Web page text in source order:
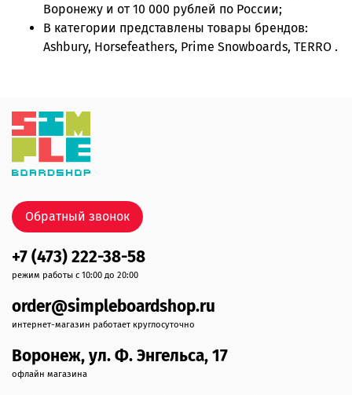
Воронежу и от 10 000 рублей по России;
В категории представлены товары брендов:
Ashbury, Horsefeathers, Prime Snowboards, TERRO .
+7 (473) 222-38-58
режим работы с 10:00 до 20:00
order@simpleboardshop.ru
интернет-магазин работает круглосуточно
Воронеж, ул. Ф. Энгельса, 17
офлайн магазина
Обратный звонок